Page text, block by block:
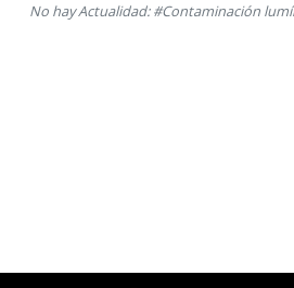
No hay Actualidad: #Contaminación